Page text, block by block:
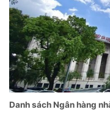
Danh sách Ngân hàng